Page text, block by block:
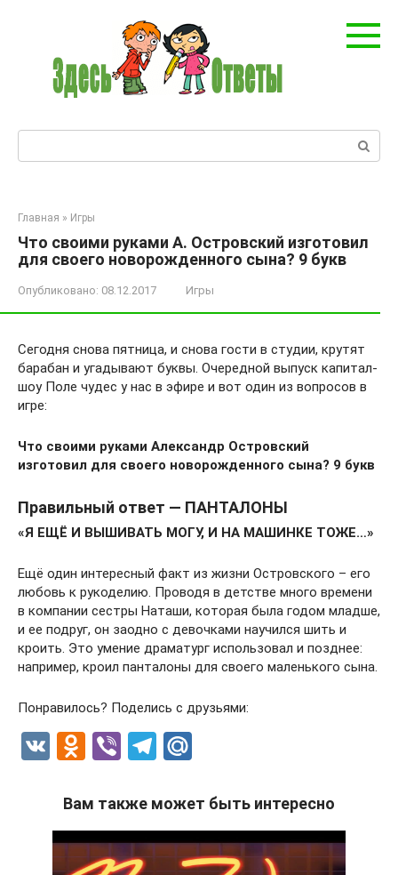
Поиск:
Главная » Игры
Что своими руками А. Островский изготовил
для своего новорожденного сына? 9 букв
Опубликовано: 08.12.2017 Игры
Сегодня снова пятница, и снова гости в студии, крутят
барабан и угадывают буквы. Очередной выпуск капитал-
шоу Поле чудес у нас в эфире и вот один из вопросов в
игре:
Что своими руками Александр Островский
изготовил для своего новорожденного сына? 9 букв
Правильный ответ — ПАНТАЛОНЫ
«Я ЕЩЁ И ВЫШИВАТЬ МОГУ, И НА МАШИНКЕ ТОЖЕ…»
Ещё один интересный факт из жизни Островского – его
любовь к рукоделию. Проводя в детстве много времени
в компании сестры Наташи, которая была годом младше,
и ее подруг, он заодно с девочками научился шить и
кроить. Это умение драматург использовал и позднее:
например, кроил панталоны для своего маленького сына.
Понравилось? Поделись с друзьями:
V
O
n
o
kl
Vi
er
T
e
gr
a
.R
u
Вам также может быть интересно